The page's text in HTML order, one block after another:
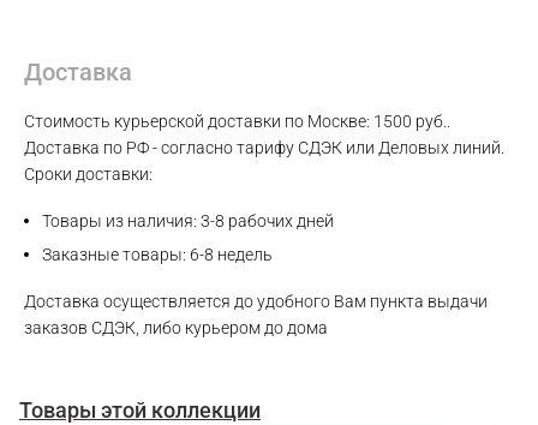
Доставка
Стоимость курьерской доставки по Москве: 1500 руб..
Доставка по РФ - согласно тарифу СДЭК или Деловых линий.
Сроки доставки:
Товары из наличия: 3-8 рабочих дней
Заказные товары: 6-8 недель
Доставка осуществляется до удобного Вам пункта выдачи
заказов СДЭК, либо курьером до дома
Товары этой коллекции